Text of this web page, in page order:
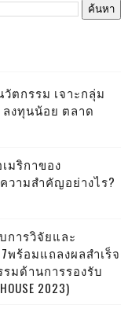
ตกรรม เจาะกลุ่ม
ลงทุนน้อย ตลาด
มริกาของ
ามสำคัญอย่างไร?
การวิจัยและ
พร้อมแถลงผลสำเร็จ
มด้านการรองรับ
2023)